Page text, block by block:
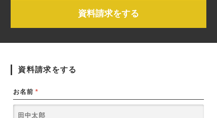
資料請求をする
資料請求をする
お名前 *